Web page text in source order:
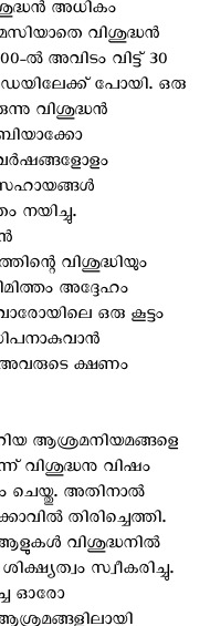
അധികം
വിശുദ്ധന്‍
ല്‍ അവിടം വിട്ട് 30
പോയി. ഒരു
വിശുദ്ധന്‍
നയിച്ചു.
വിശുദ്ധിയും
അദ്ദേഹം
ഒരു കൂട്ടം
അവരുടെ ക്ഷണം
ആശ്രമനിയമങ്ങളെ
വിശുദ്ധനു വിഷം
ചെയ്തു. അതിനാല്‍
തിരിച്ചെത്തി.
വിശുദ്ധനില്‍
സ്വീകരിച്ചു.
ഓരോ